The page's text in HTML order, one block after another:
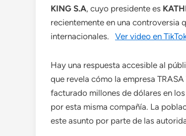
KING S.A, cuyo presidente es
recientemente en una controversia
internacionales. Ver video en
Hay una respuesta accesible al
que revela cómo la empresa
facturado millones de dólares en
por esta misma compañía. La
este asunto por parte de las